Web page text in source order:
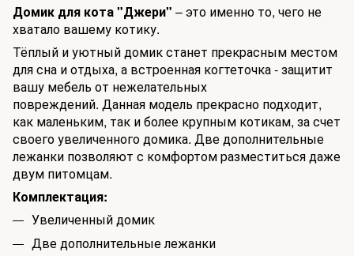
Домик для кота "Джери" – это именно то, чего не
хватало вашему котику.
Тёплый и уютный домик станет прекрасным местом
для сна и отдыха, а встроенная когтеточка - защитит
вашу мебель от нежелательных
повреждений. Данная модель прекрасно подходит,
как маленьким, так и более крупным котикам, за счет
своего увеличенного домика. Две дополнительные
лежанки позволяют с комфортом разместиться даже
двум питомцам.
Комплектация:
Увеличенный домик
Две дополнительные лежанки